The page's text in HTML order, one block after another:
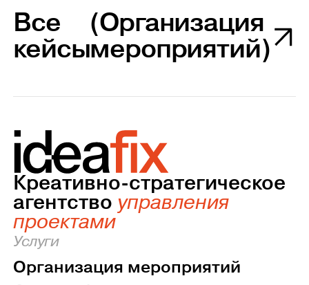
Все
кейсы
(Организация
мероприятий)
Креативно-стратегическое
агентство управления
проектами
Услуги
Организация мероприятий